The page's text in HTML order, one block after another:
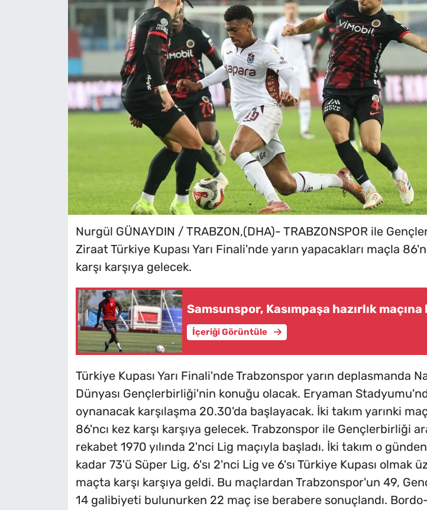
Nurgül GÜNAYDIN / TRABZON,(DHA)- TRABZONSPOR ile
Ziraat Türkiye Kupası Yarı Finali'nde yarın yapacakları maçla
karşı karşıya gelecek.
Samsunspor, Kasımpaşa hazırlık maçına
İçeriği Görüntüle
Türkiye Kupası Yarı Finali'nde Trabzonspor yarın deplasmanda
Dünyası Gençlerbirliği'nin konuğu olacak. Eryaman
oynanacak karşılaşma 20.30'da başlayacak. İki takım yarınki
86'ncı kez karşı karşıya gelecek. Trabzonspor ile Gençlerbirliği
rekabet 1970 yılında 2'nci Lig maçıyla başladı. İki takım o
kadar 73'ü Süper Lig, 6'sı 2'nci Lig ve 6'sı Türkiye Kupası olmak
maçta karşı karşıya geldi. Bu maçlardan Trabzonspor'un 49,
14 galibiyeti bulunurken 22 maç ise berabere sonuçlandı.